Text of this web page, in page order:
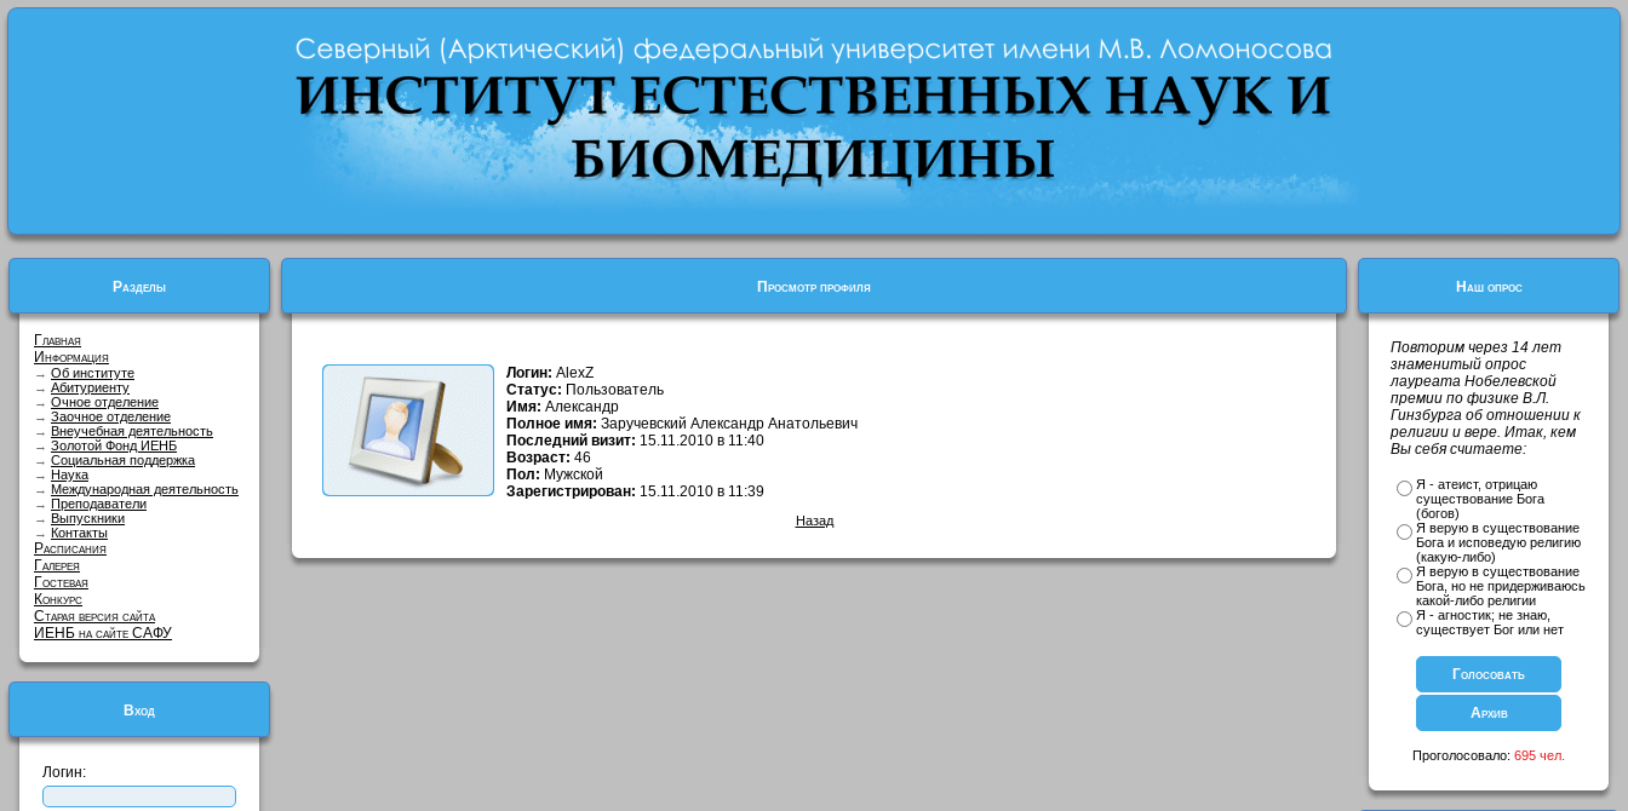
Разделы
Главная
Информация
→ Об институте
→ Абитуриенту
→ Очное отделение
→ Заочное отделение
→ Внеучебная деятельность
→ Золотой Фонд ИЕНБ
→ Социальная поддержка
→ Наука
→ Международная деятельность
→ Преподаватели
→ Выпускники
→ Контакты
Расписания
Галерея
Гостевая
Конкурс
Старая версия сайта
ИЕНБ на сайте САФУ
Вход
Логин:
Просмотр профиля
Логин: AlexZ
Статус: Пользователь
Имя: Александр
Полное имя: Заручевский Александр Анатольевич
Последний визит: 15.11.2010 в 11:40
Возраст: 46
Пол: Мужской
Зарегистрирован: 15.11.2010 в 11:39
Назад
Наш опрос
Повторим через 14 лет
знаменитый опрос
лауреата Нобелевской
премии по физике В.Л.
Гинзбурга об отношении к
религии и вере. Итак, кем
Вы себя считаете:
Я - атеист, отрицаю
существование Бога
(богов)
Я верую в существование
Бога и исповедую религию
(какую-либо)
Я верую в существование
Бога, но не придерживаюсь
какой-либо религии
Я - агностик; не знаю,
существует Бог или нет
Проголосовало: 695 чел.